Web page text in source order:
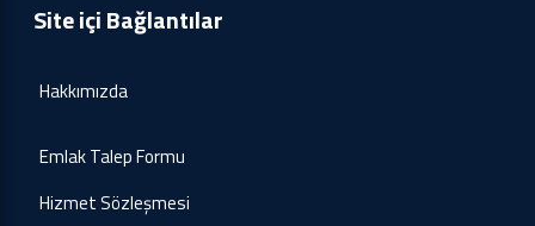
Site içi Bağlantılar
Hakkımızda
Emlak Talep Formu
Hizmet Sözleşmesi